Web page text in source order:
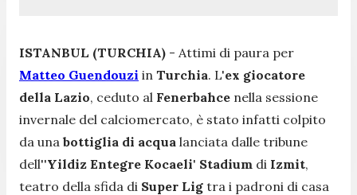
ISTANBUL (TURCHIA) - Attimi di paura per
Matteo Guendouzi in Turchia. L'ex giocatore
della Lazio, ceduto al Fenerbahce nella sessione
invernale del calciomercato, è stato infatti colpito
da una bottiglia di acqua lanciata dalle tribune
dell''Yildiz Entegre Kocaeli' Stadium di Izmit,
teatro della sfida di Super Lig tra i padroni di casa